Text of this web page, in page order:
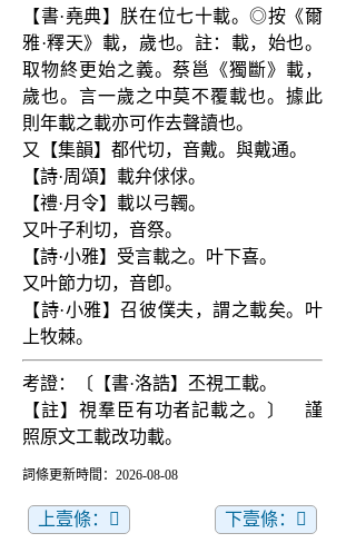
【書·堯典】朕在位七十載。◎按《爾
雅·釋天》載，歲也。註：載，始也。
取物終更始之義。蔡邕《獨斷》載，
歲也。言一歲之中莫不覆載也。據此
則年載之載亦可作去聲讀也。
又【集韻】都代切，音戴。與戴通。
【詩·周頌】載弁俅俅。
【禮·月令】載以弓韣。
又叶子利切，音祭。
【詩·小雅】受言載之。叶下喜。
又叶節力切，音卽。
【詩·小雅】召彼僕夫，謂之載矣。叶
上牧棘。
考證：〔【書·洛誥】丕視工載。
【註】視羣臣有功者記載之。〕　謹
照原文工載改功載。
詞條更新時間：2026-08-08
上壹條：𠈾 下壹條：𡨔